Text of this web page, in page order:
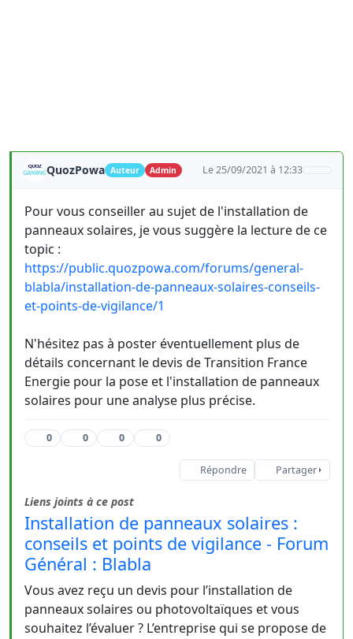
QuozPowa Auteur Admin Le 25/09/2021 à 12:33
Pour vous conseiller au sujet de l'installation de
panneaux solaires, je vous suggère la lecture de ce
topic :
https://public.quozpowa.com/forums/general-
blabla/installation-de-panneaux-solaires-conseils-
et-points-de-vigilance/1
N'hésitez pas à poster éventuellement plus de
détails concernant le devis de Transition France
Energie pour la pose et l'installation de panneaux
solaires pour une analyse plus précise.
0 0 0 0
Répondre Partager
Liens joints à ce post
Installation de panneaux solaires :
conseils et points de vigilance - Forum
Général : Blabla
Vous avez reçu un devis pour l’installation de
panneaux solaires ou photovoltaïques et vous
souhaitez l’évaluer ? L’entreprise qui se propose de